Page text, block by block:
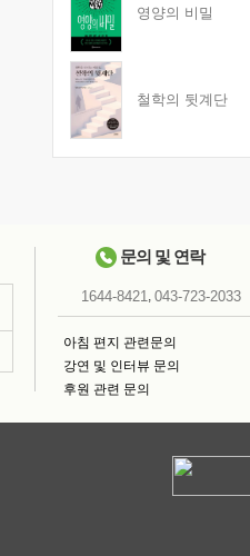
영양의 비밀
철학의 뒷계단
문의 및 연락
1644-8421, 043-723-2033
아침 편지 관련문의
강연 및 인터뷰 문의
후원 관련 문의